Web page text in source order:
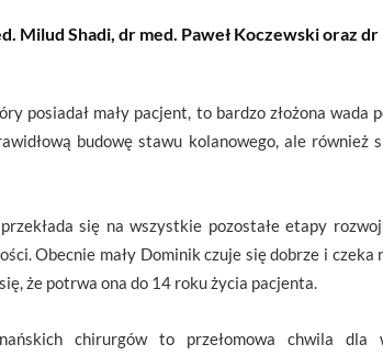
Milud Shadi, dr med. Paweł Koczewski oraz dr
posiadał mały pacjent, to bardzo złożona wada
budowę stawu kolanowego, ale również
się na wszystkie pozostałe etapy
Obecnie mały Dominik czuje się dobrze i
że potrwa ona do 14 roku życia pacjenta.
chirurgów to przełomowa chwila